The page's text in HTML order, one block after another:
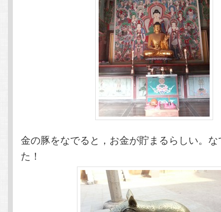
金の豚をなでると，お金が貯まるらしい。
た！